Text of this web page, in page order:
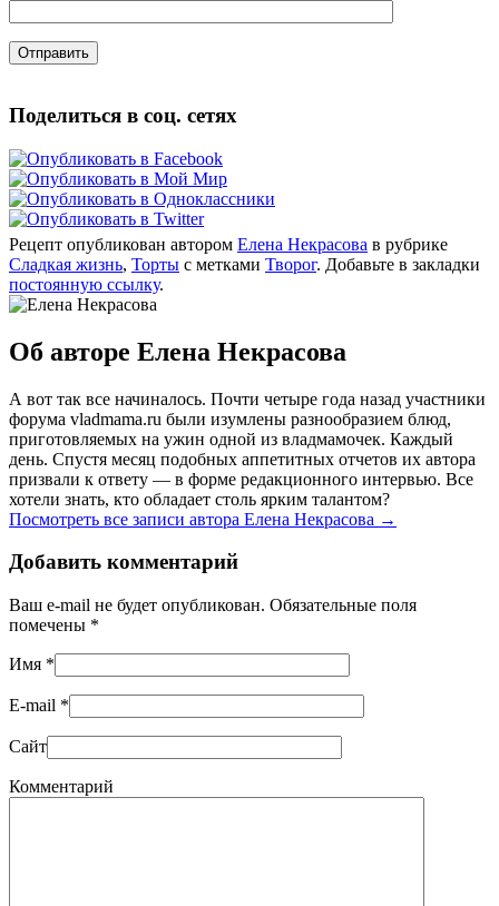
Поделиться в соц. сетях
Рецепт опубликован автором Елена Некрасова в рубрике
Сладкая жизнь, Торты с метками Творог. Добавьте в закладки
постоянную ссылку.
Об авторе Елена Некрасова
А вот так все начиналось. Почти четыре года назад участники
форума vladmama.ru были изумлены разнообразием блюд,
приготовляемых на ужин одной из владмамочек. Каждый
день. Спустя месяц подобных аппетитных отчетов их автора
призвали к ответу — в форме редакционного интервью. Все
хотели знать, кто обладает столь ярким талантом?
Посмотреть все записи автора Елена Некрасова →
Добавить комментарий
Ваш e-mail не будет опубликован. Обязательные поля
помечены *
Имя *
E-mail *
Сайт
Комментарий